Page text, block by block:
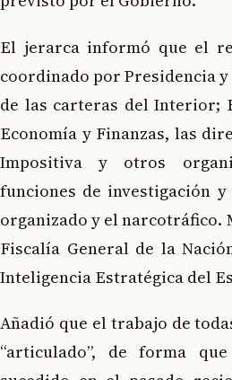
El jerarca informó que el
coordinado por Presidencia
de las carteras del Interior;
Economía y Finanzas, las
Impositiva y otros
funciones de investigación
organizado y el narcotráfico.
Fiscalía General de la
Inteligencia Estratégica del
Añadió que el trabajo de
“articulado”, de forma